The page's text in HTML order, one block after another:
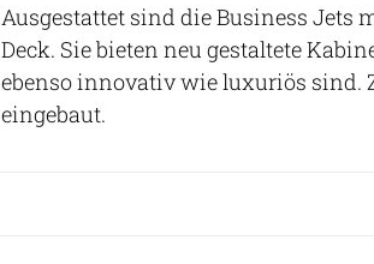
Ausgestattet sind die Business Jets
Deck. Sie bieten neu gestaltete
ebenso innovativ wie luxuriös sind.
eingebaut.